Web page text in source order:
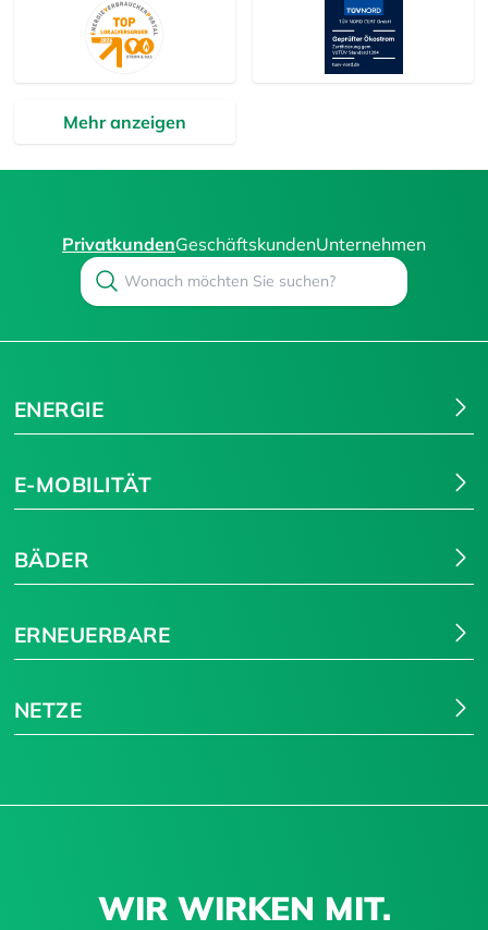
Mehr anzeigen
PrivatkundenGeschäftskundenUnternehmen
Search
ENERGIE
E-MOBILITÄT
BÄDER
ERNEUERBARE
NETZE
WIR WIRKEN MIT.